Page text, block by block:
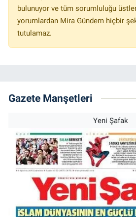
bulunuyor ve tüm sorumluluğu
yorumlardan Mira Gündem hiçbir
tutulamaz.
Gazete Manşetleri
Yeni Şafak